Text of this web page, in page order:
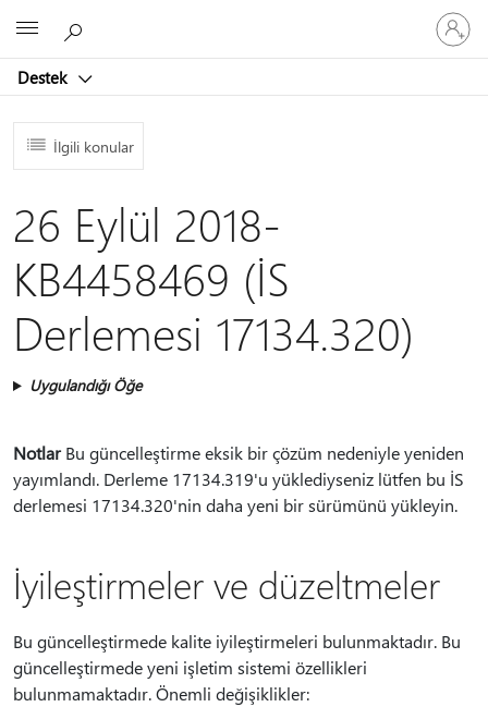
Destek
oturum
açın
İlgili konular
26 Eylül 2018-
KB4458469 (İS
Derlemesi 17134.320)
Uygulandığı Öğe
NotlarBu güncelleştirme eksik bir çözüm nedeniyle yeniden
yayımlandı. Derleme 17134.319'u yüklediyseniz lütfen bu İS
derlemesi 17134.320'nin daha yeni bir sürümünü yükleyin.
İyileştirmeler ve düzeltmeler
Bu güncelleştirmede kalite iyileştirmeleri bulunmaktadır. Bu
güncelleştirmede yeni işletim sistemi özellikleri
bulunmamaktadır. Önemli değişiklikler: